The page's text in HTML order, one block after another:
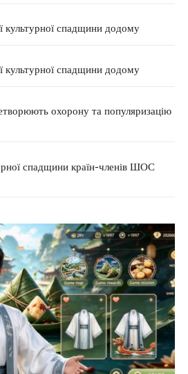
культурної спадщини додому
культурної спадщини додому
охорону та популяризацію
спадщини країн-членів ШОС